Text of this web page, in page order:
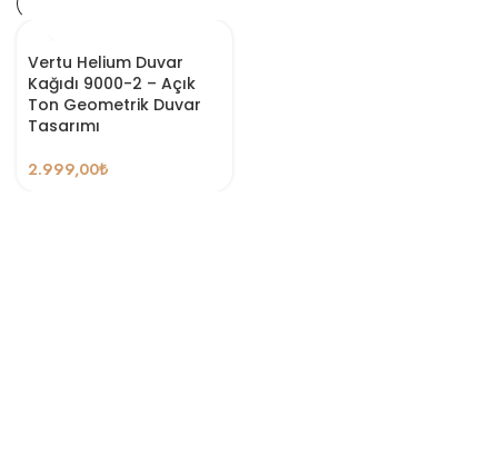
Vertu Helium Duvar
Kağıdı 9000-2 – Açık
Ton Geometrik Duvar
Tasarımı
2.999,00₺